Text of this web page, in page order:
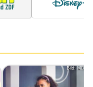
Bild: MDR/